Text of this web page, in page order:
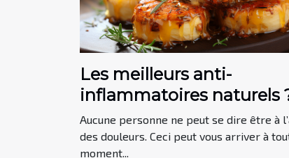
Les meilleurs anti-
inflammatoires naturels
Aucune personne ne peut se dire être à
des douleurs. Ceci peut vous arriver à
moment...